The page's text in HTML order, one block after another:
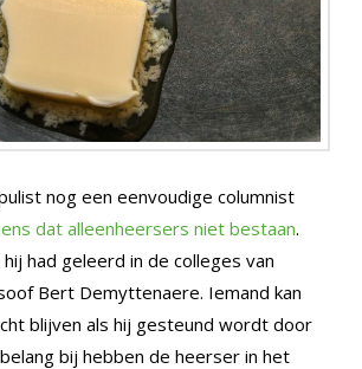
nog een eenvoudige columnist
dat alleenheersers niet bestaan.
had geleerd in de colleges van
Bert Demyttenaere. Iemand kan
blijven als hij gesteund wordt door
bij hebben de heerser in het